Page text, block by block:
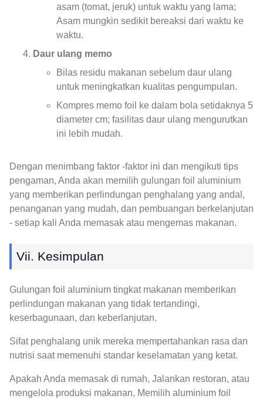
asam (tomat, jeruk) untuk waktu yang lama;
Asam mungkin sedikit bereaksi dari waktu ke
waktu.
Daur ulang memo
Bilas residu makanan sebelum daur ulang
untuk meningkatkan kualitas pengumpulan.
Kompres memo foil ke dalam bola setidaknya 5
diameter cm; fasilitas daur ulang mengurutkan
ini lebih mudah.
Dengan menimbang faktor -faktor ini dan mengikuti tips
pengaman, Anda akan memilih gulungan foil aluminium
yang memberikan perlindungan penghalang yang andal,
penanganan yang mudah, dan pembuangan berkelanjutan
- setiap kali Anda memasak atau mengemas makanan.
Vii. Kesimpulan
Gulungan foil aluminium tingkat makanan memberikan
perlindungan makanan yang tidak tertandingi,
keserbagunaan, dan keberlanjutan.
Sifat penghalang unik mereka mempertahankan rasa dan
nutrisi saat memenuhi standar keselamatan yang ketat.
Apakah Anda memasak di rumah, Jalankan restoran, atau
mengelola produksi makanan, Memilih aluminium foil